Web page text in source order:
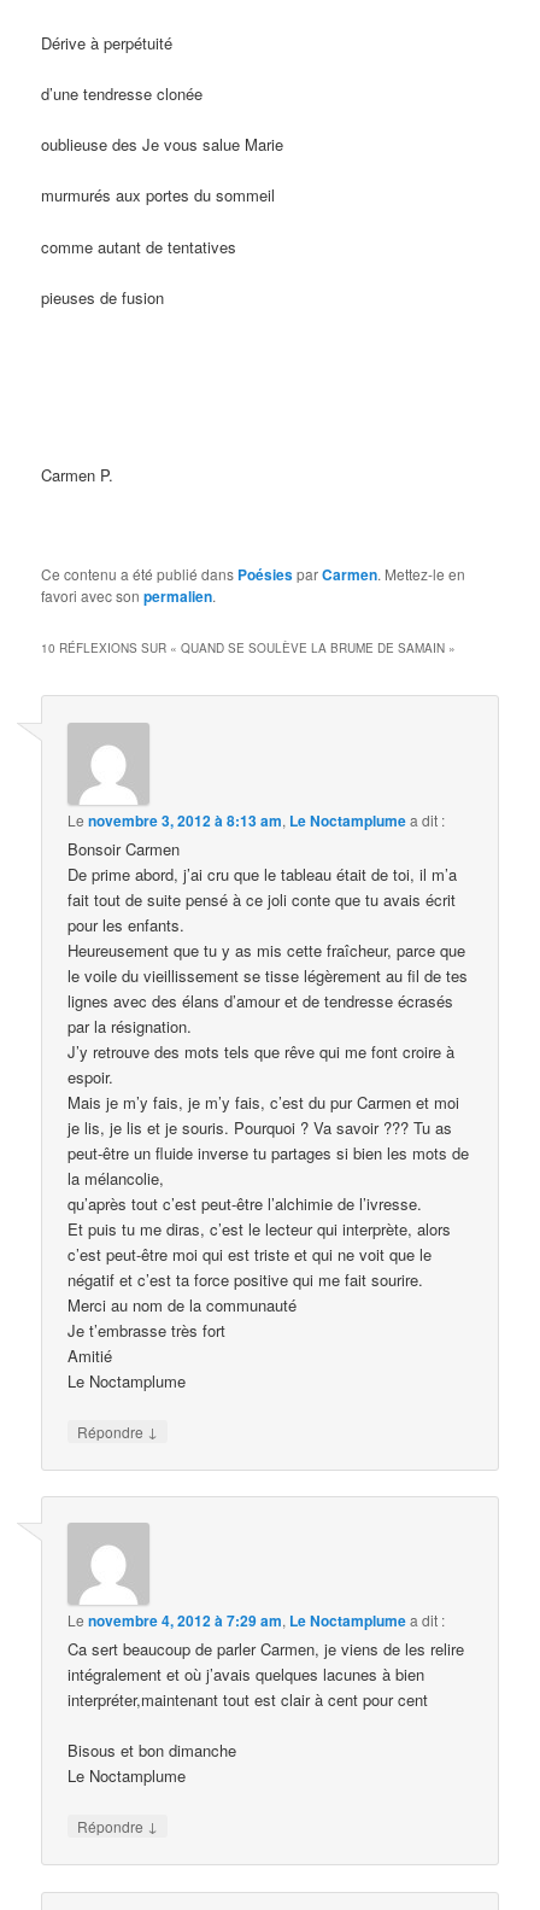
Dérive à perpétuité
d’une tendresse clonée
oublieuse des Je vous salue Marie
murmurés aux portes du sommeil
comme autant de tentatives
pieuses de fusion
Carmen P.
Ce contenu a été publié dans PoésiesparCarmen. Mettez-le en
favori avec sonpermalien.
10 RÉFLEXIONS SUR «QUAND SE SOULÈVE LA BRUME DE SAMAIN »
Lenovembre 3, 2012 à 8:13 am, Le Noctamplumea dit :
Bonsoir Carmen
De prime abord, j’ai cru que le tableau était de toi, il m’a
fait tout de suite pensé à ce joli conte que tu avais écrit
pour les enfants.
Heureusement que tu y as mis cette fraîcheur, parce que
le voile du vieillissement se tisse légèrement au fil de tes
lignes avec des élans d’amour et de tendresse écrasés
par la résignation.
J’y retrouve des mots tels que rêve qui me font croire à
espoir.
Mais je m’y fais, je m’y fais, c’est du pur Carmen et moi
je lis, je lis et je souris. Pourquoi ? Va savoir ??? Tu as
peut-être un fluide inverse tu partages si bien les mots de
la mélancolie,
qu’après tout c’est peut-être l’alchimie de l’ivresse.
Et puis tu me diras, c’est le lecteur qui interprète, alors
c’est peut-être moi qui est triste et qui ne voit que le
négatif et c’est ta force positive qui me fait sourire.
Merci au nom de la communauté
Je t’embrasse très fort
Amitié
Le Noctamplume
Répondre ↓
Lenovembre 4, 2012 à 7:29 am, Le Noctamplumea dit :
Ca sert beaucoup de parler Carmen, je viens de les relire
intégralement et où j’avais quelques lacunes à bien
interpréter,maintenant tout est clair à cent pour cent
Bisous et bon dimanche
Le Noctamplume
Répondre ↓